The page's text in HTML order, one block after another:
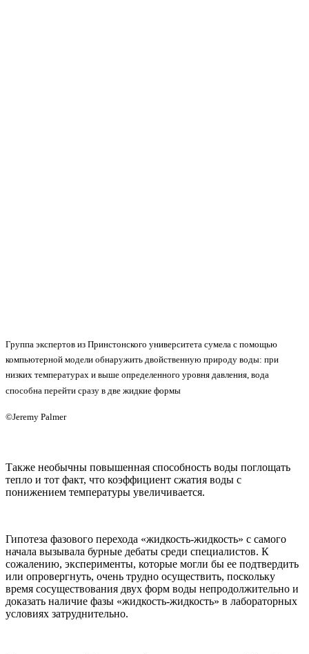
Группа экспертов из Принстонского университета сумела с помощью
компьютерной модели обнаружить двойственную природу воды: при
низких температурах и выше определенного уровня давления, вода
способна перейти сразу в две жидкие формы
©Jeremy Palmer
Также необычны повышенная способность воды поглощать
тепло и тот факт, что коэффициент сжатия воды с
понижением температуры увеличивается.
Гипотеза фазового перехода «жидкость-жидкость» с самого
начала вызывала бурные дебаты среди специалистов. К
сожалению, эксперименты, которые могли бы ее подтвердить
или опровергнуть, очень трудно осуществить, поскольку
время сосуществования двух форм воды непродолжительно и
доказать наличие фазы «жидкость-жидкость» в лабораторных
условиях затруднительно.